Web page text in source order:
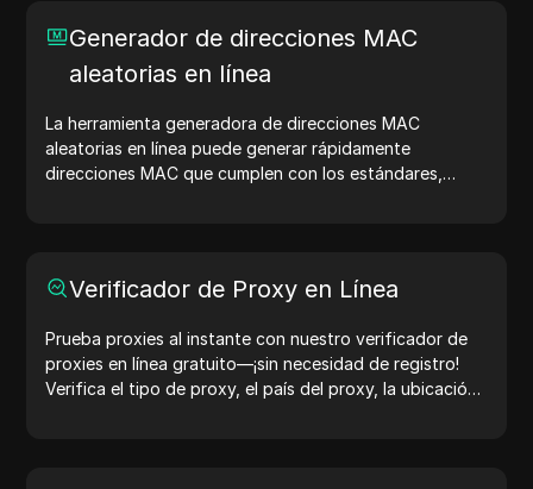
y optimización del desarrollo. Simplifica tus flujos de
trabajo: ¡genera agentes de usuario hoy!
Generador de direcciones MAC
aleatorias en línea
La herramienta generadora de direcciones MAC
aleatorias en línea puede generar rápidamente
direcciones MAC que cumplen con los estándares,
Verificador de Proxy en Línea
Prueba proxies al instante con nuestro verificador de
proxies en línea gratuito—¡sin necesidad de registro!
Verifica el tipo de proxy, el país del proxy, la ubicación